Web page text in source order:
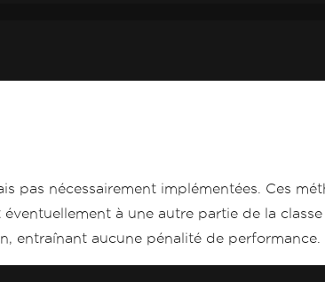
pas nécessairement implémentées. Ces
à une autre partie de la
entraînant aucune pénalité de performance.